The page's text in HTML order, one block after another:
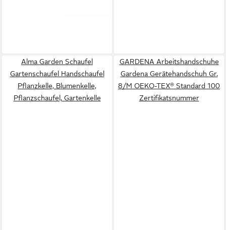
Alma Garden Schaufel
Gartenschaufel Handschaufel
Pflanzkelle, Blumenkelle,
Pflanzschaufel, Gartenkelle
GARDENA Arbeitshandschuhe
Gardena Gerätehandschuh Gr.
8/M OEKO-TEX® Standard 100
Zertifikatsnummer